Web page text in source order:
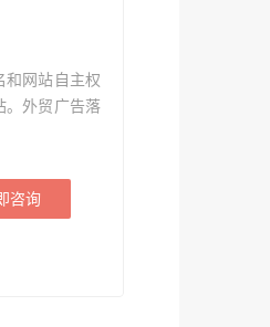
和网站自主权
。外贸广告落
咨询